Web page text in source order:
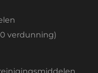
verdunning)